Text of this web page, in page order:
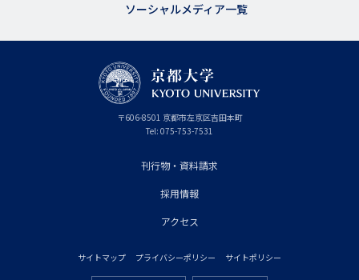
ソーシャルメディア一覧
〒606-8501 京
都
府
京都市左京区吉田本町
Tel: 075-753-7531
刊行物・資料請求
採用情報
アクセス
サイトマップ プライバシーポリシー サイトポリシー